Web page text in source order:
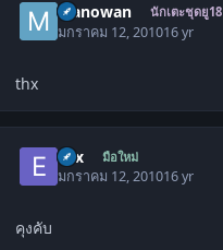
Manowan นักเตะชุดยู18
มกราคม 12, 201016 yr
thx
Exx มือใหม่
มกราคม 12, 201016 yr
คุงคับ